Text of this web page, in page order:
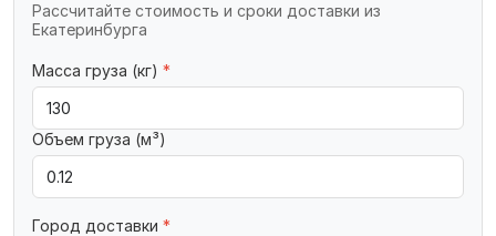
Рассчитайте стоимость и сроки доставки из
Екатеринбурга
Масса груза (кг) *
Объем груза (м³)
Город доставки *